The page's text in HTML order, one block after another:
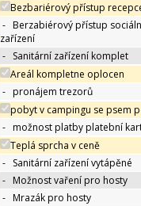
Bezbariérový přístup
- Berzabiérový přístup
zařízení
- Sanitární zařízení komplet
Areál kompletne oplocen
- pronájem trezorů
pobyt v campingu se psem
- možnost platby platební
Teplá sprcha v ceně
- Sanitární zařízení vytápěné
- Možnost vaření pro hosty
- Mrazák pro hosty